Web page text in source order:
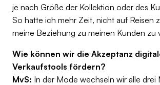
je nach Größe der Kollektion oder des
So hatte ich mehr Zeit, nicht auf Reisen
meine Beziehung zu meinen Kunden zu
Wie können wir die Akzeptanz
Verkaufstools fördern?
MvS: In der Mode wechseln wir alle drei